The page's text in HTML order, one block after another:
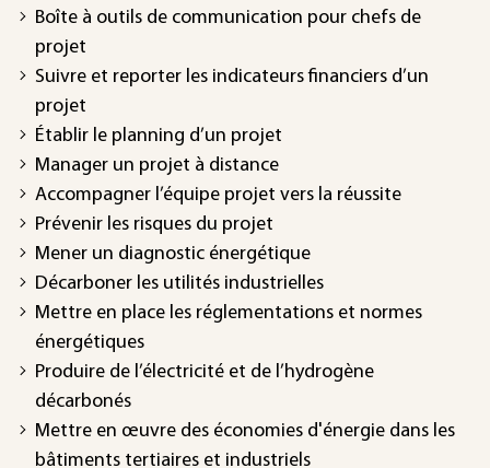
Boîte à outils de communication pour chefs de
projet
Suivre et reporter les indicateurs financiers d’un
projet
Établir le planning d’un projet
Manager un projet à distance
Accompagner l’équipe projet vers la réussite
Prévenir les risques du projet
Mener un diagnostic énergétique
Décarboner les utilités industrielles
Mettre en place les réglementations et normes
énergétiques
Produire de l’électricité et de l’hydrogène
décarbonés
Mettre en œuvre des économies d'énergie dans les
bâtiments tertiaires et industriels